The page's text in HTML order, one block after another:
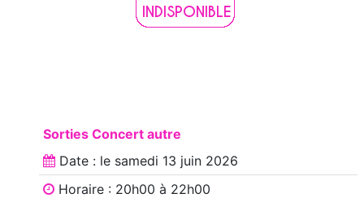
Sorties Concert autre
Date : le samedi 13 juin 2026
Horaire : 20h00 à 22h00